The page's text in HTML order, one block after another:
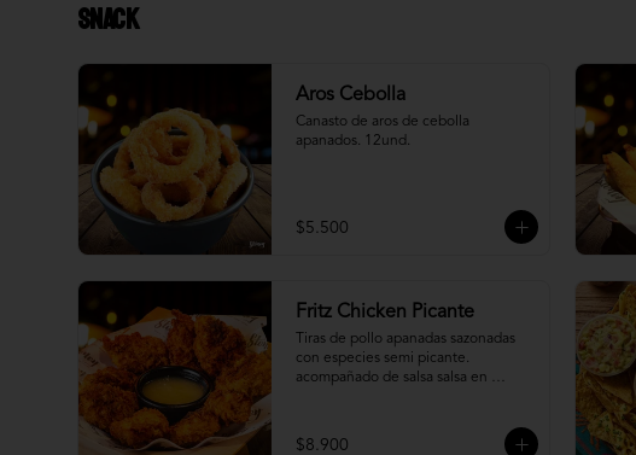
Snack
Aros Cebolla
Canasto de aros de cebolla
apanados. 12und.
$5.500
Fritz Chicken Picante
Tiras de pollo apanadas sazonadas
con especies semi picante.
acompañado de salsa salsa en
$8.900